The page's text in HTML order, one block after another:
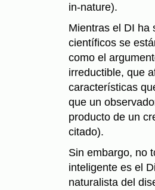
in-nature).
Mientras el DI ha
científicos se
como el
irreductible, que
características
que un
producto de un
citado).
Sin embargo, no
inteligente es el
naturalista del